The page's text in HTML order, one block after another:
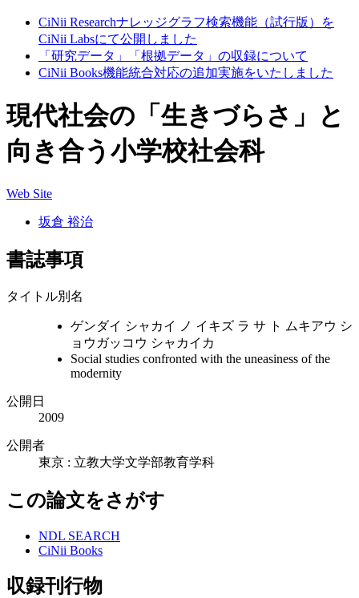
CiNii Researchナレッジグラフ検索機能（試行版）を
CiNii Labsにて公開しました
「研究データ」「根拠データ」の収録について
CiNii Books機能統合対応の追加実施をいたしました
現代社会の「生きづらさ」と
向き合う小学校社会科
Web Site
坂倉 裕治
書誌事項
タイトル別名
ゲンダイ シャカイ ノ イキズ ラ サ ト ムキアウ シ
ョウガッコウ シャカイカ
Social studies confronted with the uneasiness of the
modernity
公開日
2009
公開者
東京 : 立教大学文学部教育学科
この論文をさがす
NDL SEARCH
CiNii Books
収録刊行物